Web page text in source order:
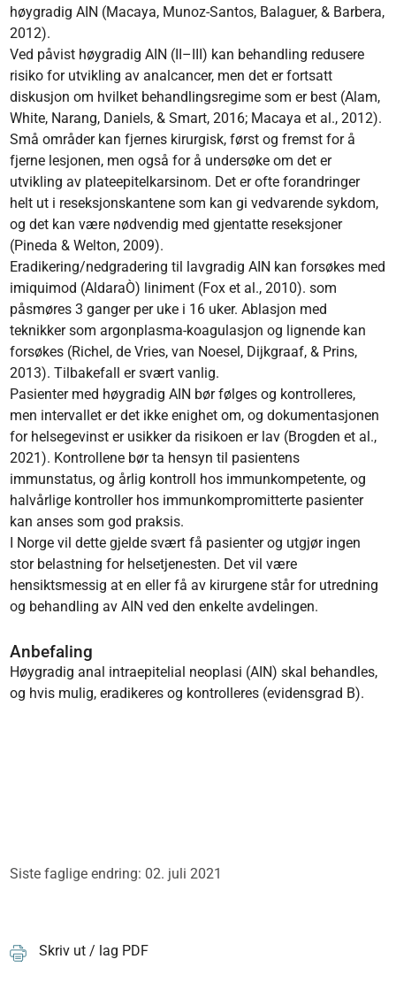
høygradig AIN (Macaya, Munoz-Santos, Balaguer, & Barbera,
2012).
Ved påvist høygradig AIN (II–III) kan behandling redusere
risiko for utvikling av analcancer, men det er fortsatt
diskusjon om hvilket behandlingsregime som er best (Alam,
White, Narang, Daniels, & Smart, 2016; Macaya et al., 2012).
Små områder kan fjernes kirurgisk, først og fremst for å
fjerne lesjonen, men også for å undersøke om det er
utvikling av plateepitelkarsinom. Det er ofte forandringer
helt ut i reseksjonskantene som kan gi vedvarende sykdom,
og det kan være nødvendig med gjentatte reseksjoner
(Pineda & Welton, 2009).
Eradikering/nedgradering til lavgradig AIN kan forsøkes med
imiquimod (AldaraÒ) liniment (Fox et al., 2010). som
påsmøres 3 ganger per uke i 16 uker. Ablasjon med
teknikker som argonplasma-koagula­sjon og lignende kan
forsøkes (Richel, de Vries, van Noesel, Dijkgraaf, & Prins,
2013). Tilbakefall er svært vanlig.
Pasienter med høygradig AIN bør følges og kontrolleres,
men intervallet er det ikke enighet om, og dokumentasjonen
for helsegevinst er usikker da risikoen er lav (Brogden et al.,
2021). Kontrollene bør ta hensyn til pasientens
immunstatus, og årlig kontroll hos immunkompetente, og
halvårlige kontroller hos immunkompromitterte pasienter
kan anses som god praksis.
I Norge vil dette gjelde svært få pasienter og utgjør ingen
stor belastning for helsetjenesten. Det vil være
hensiktsmessig at en eller få av kirurgene står for utredning
og behandling av AIN ved den enkelte avdelingen.
Anbefaling
Høygradig anal intraepitelial neoplasi (AIN) skal behandles,
og hvis mulig, eradikeres og kontrolleres (evidensgrad B).
Siste faglige endring: 02. juli 2021
Skriv ut / lag PDF